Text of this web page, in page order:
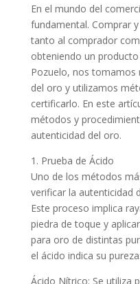
En el mundo del
fundamental. Comprar
tanto al comprador
obteniendo un
Pozuelo, nos tomamos
del oro y utilizamos
certificarlo. En este
métodos y
autenticidad del oro.
1. Prueba de Ácido
Uno de los métodos
verificar la autenticidad
Este proceso implica
piedra de toque y
para oro de distintas
el ácido indica su pureza:
Ácido Nítrico: Se utiliza